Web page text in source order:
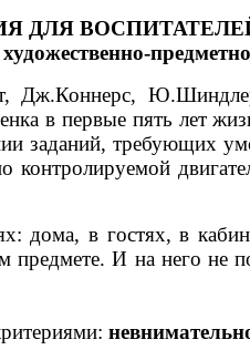
ДЛЯ
Дж.Коннерс,
в первые пять лет
заданий, требующих
контролируемой
в гостях, в
предмете. И на него